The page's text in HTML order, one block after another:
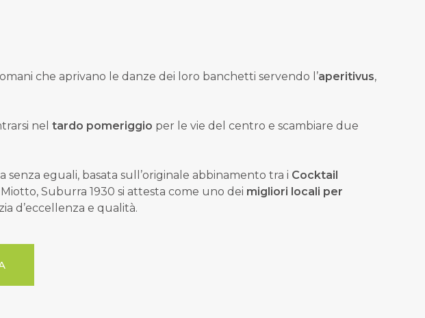
che aprivano le danze dei loro banchetti servendo l’aperitivus,
nel tardo pomeriggio per le vie del centro e scambiare due
senza eguali, basata sull’originale abbinamento tra i Cocktail
Suburra 1930 si attesta come uno dei migliori locali per
d’eccellenza e qualità.